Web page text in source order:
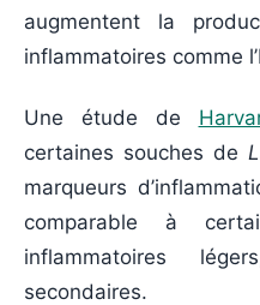
augmentent la
inflammatoires comme
Une étude de
certaines souches de
marqueurs
comparable à
inflammatoires
secondaires.